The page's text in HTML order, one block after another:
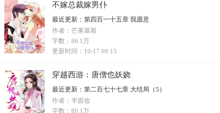
不嫁总裁嫁男仆
最近更新： 第四百一十五章 我愿意
作者： 芒果慕斯
字数： 86.1万
更新时间： 10-17 09:15
穿越西游：唐僧也妖娆
最近更新： 第二百七十七章 大结局（5）
作者： 半面妆
字数： 80.1万